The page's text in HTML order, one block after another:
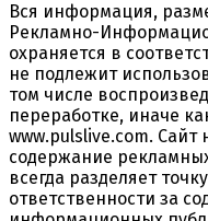
Вся информация,
Рекламно-
охраняется в
не подлежит
том числе
переработке, иначе
www.pulslive.com. Сайт
содержание
всегда разделяет
ответственности за